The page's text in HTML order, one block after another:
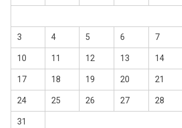
3 4 5 6 7
10 11 12 13 14
17 18 19 20 21
24 25 26 27 28
31